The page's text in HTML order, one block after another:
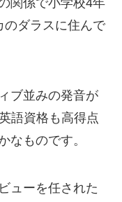
関係で小学校4年
のダラスに住んで
ブ並みの発音が
語資格も高得点
なものです。
ューを任された